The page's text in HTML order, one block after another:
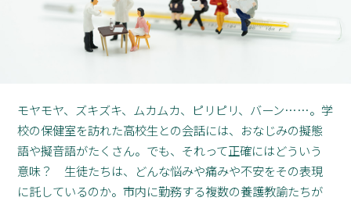
モヤモヤ、ズキズキ、ムカムカ、ピリピリ、バーン……。学
校の保健室を訪れた高校生との会話には、おなじみの擬態
語や擬音語がたくさん。でも、それって正確にはどういう
意味？ 生徒たちは、どんな悩みや痛みや不安をその表現
に託しているのか。市内に勤務する複数の養護教諭たちが